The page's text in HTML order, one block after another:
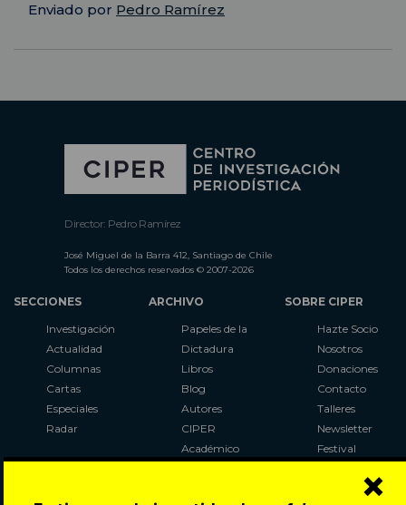
×
Enviado por Pedro Ramírez
Director: Pedro Ramírez
José Miguel de la Barra 412, Santiago de Chile
Todos los derechos reservados © 2007-2026
SECCIONES
Investigación
Actualidad
Columnas
Cartas
Especiales
Radar
ARCHIVO
Papeles de la
Dictadura
Libros
Blog
Autores
CIPER
Académico
SOBRE CIPER
Hazte Socio
Nosotros
Donaciones
Contacto
Talleres
Newsletter
Festival